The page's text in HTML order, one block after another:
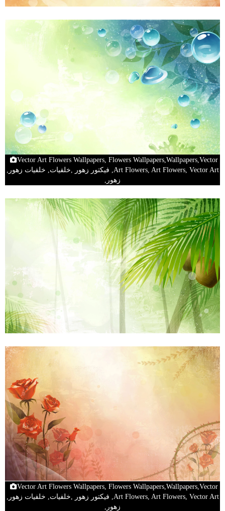
Vector Art Flowers Wallpapers, Flowers Wallpapers,Wallpapers,Vector
Art Flowers, Art Flowers, Vector Art, فيكتور زهور ,خلفيات, خلفيات زهور,
زهور,
Vector Art Flowers Wallpapers, Flowers Wallpapers,Wallpapers,Vector
Art Flowers, Art Flowers, Vector Art, فيكتور زهور ,خلفيات, خلفيات زهور,
زهور,